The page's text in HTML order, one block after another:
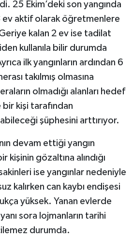
25 Ekim’deki son yangında
ev aktif olarak öğretmenlere
kalan 2 ev ise tadilat
kullanıla bilir durumda
ilk yangınların ardından 6
takılmış olmasına
olmadığı alanları hedef
bir kişi tarafından
şüphesini arttırıyor.
devam ettiği yangın
kişinin gözaltına alındığı
ise yangınlar nedeniyle
kalırken can kaybı endişesi
yüksek. Yanan evlerde
sora lojmanların tarihi
durumda.